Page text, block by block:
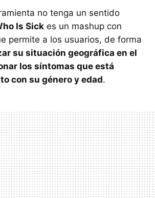
no tenga un sentido
Is Sick es un mashup con
permite a los usuarios, de forma
su situación geográfica en el
los síntomas que está
con su género y edad.